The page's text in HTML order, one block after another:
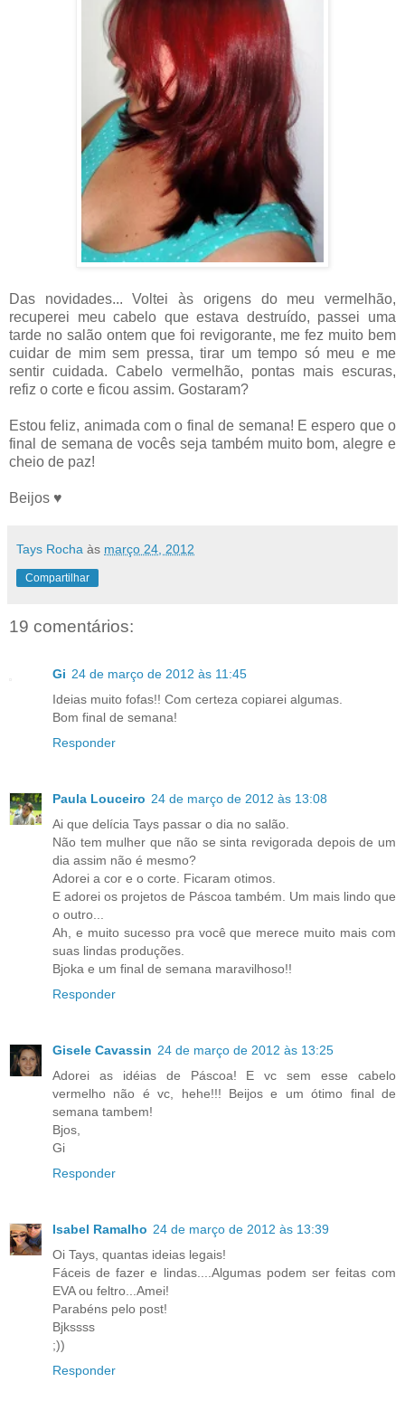
Das novidades... Voltei às origens do meu vermelhão,
recuperei meu cabelo que estava destruído, passei uma
tarde no salão ontem que foi revigorante, me fez muito bem
cuidar de mim sem pressa, tirar um tempo só meu e me
sentir cuidada. Cabelo vermelhão, pontas mais escuras,
refiz o corte e ficou assim. Gostaram?
Estou feliz, animada com o final de semana! E espero que o
final de semana de vocês seja também muito bom, alegre e
cheio de paz!
Beijos ♥
Tays Rocha às março 24, 2012
Compartilhar
19 comentários:
Gi 24 de março de 2012 às 11:45
Ideias muito fofas!! Com certeza copiarei algumas.
Bom final de semana!
Responder
Paula Louceiro 24 de março de 2012 às 13:08
Ai que delícia Tays passar o dia no salão.
Não tem mulher que não se sinta revigorada depois de um
dia assim não é mesmo?
Adorei a cor e o corte. Ficaram otimos.
E adorei os projetos de Páscoa também. Um mais lindo que
o outro...
Ah, e muito sucesso pra você que merece muito mais com
suas lindas produções.
Bjoka e um final de semana maravilhoso!!
Responder
Gisele Cavassin 24 de março de 2012 às 13:25
Adorei as idéias de Páscoa! E vc sem esse cabelo
vermelho não é vc, hehe!!! Beijos e um ótimo final de
semana tambem!
Bjos,
Gi
Responder
Isabel Ramalho 24 de março de 2012 às 13:39
Oi Tays, quantas ideias legais!
Fáceis de fazer e lindas....Algumas podem ser feitas com
EVA ou feltro...Amei!
Parabéns pelo post!
Bjkssss
;))
Responder